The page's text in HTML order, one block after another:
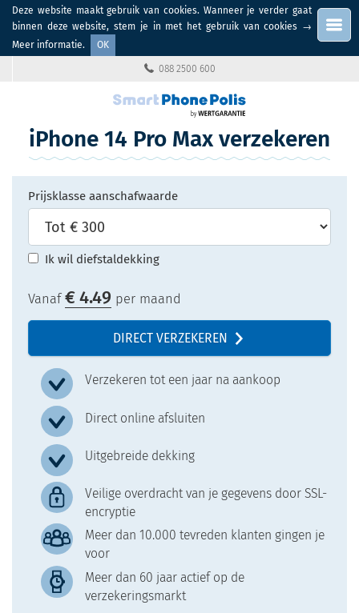
Deze website maakt gebruik van cookies. Wanneer je verder gaat
binnen deze website, stem je in met het gebruik van cookies →
Meer informatie. OK
088 2500 600
Menu
iPhone 14 Pro Max verzekeren
Verzekeren tot een jaar na aankoop
Direct online afsluiten
Uitgebreide dekking
Prijsklasse aanschafwaarde
Ik wil diefstaldekking
Vanaf €4.49 per maand
DIRECT VERZEKEREN
Veilige overdracht van je gegevens door SSL-
encryptie
Meer dan 10.000 tevreden klanten gingen je
voor
Meer dan 60 jaar actief op de
verzekeringsmarkt